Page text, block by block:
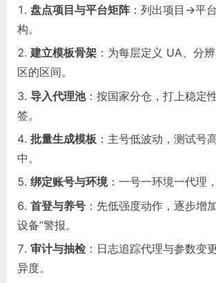
盘点项目与平台矩阵：列出项目→平
构。
建立模板骨架 ：为每层定义 UA、分
区的区间。
导入代理池：按国家分仓，打上稳定
签。
批量生成模板 ：主号低波动，测试号
中。
绑定账号与环境：一号一环境一代理
首登与养号 ：先低强度动作，逐步增
设备”警报。
审计与抽检：日志追踪代理与参数变
异度。